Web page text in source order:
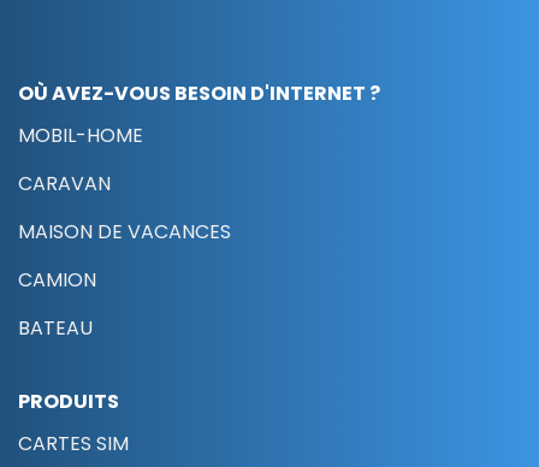
OÙ AVEZ-VOUS BESOIN D'INTERNET ?
MOBIL-HOME
CARAVAN
MAISON DE VACANCES
CAMION
BATEAU
PRODUITS
CARTES SIM